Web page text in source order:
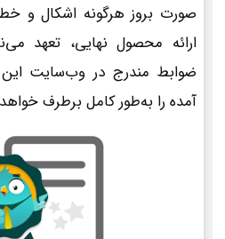
صورت بروز هرگونه اشکال و
ارائه محصول نهایی، تعهد
ضوابط مندرج در وب‌سایت
آمده را به‌طور کامل برطرف